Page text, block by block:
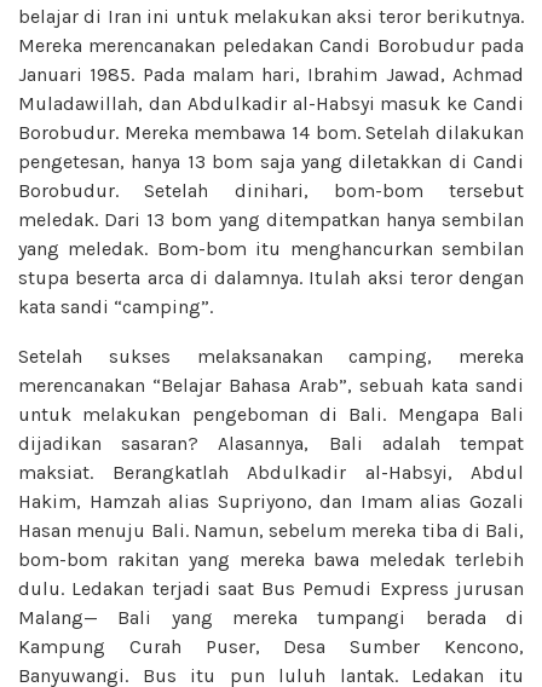
belajar di Iran ini untuk melakukan aksi teror berikutnya.
Mereka merencanakan peledakan Candi Borobudur pada
Januari 1985. Pada malam hari, Ibrahim Jawad, Achmad
Muladawillah, dan Abdulkadir al-Habsyi masuk ke Candi
Borobudur. Mereka membawa 14 bom. Setelah dilakukan
pengetesan, hanya 13 bom saja yang diletakkan di Candi
Borobudur. Setelah dinihari, bom-bom tersebut
meledak. Dari 13 bom yang ditempatkan hanya sembilan
yang meledak. Bom-bom itu menghancurkan sembilan
stupa beserta arca di dalamnya. Itulah aksi teror dengan
kata sandi “camping”.
Setelah sukses melaksanakan camping, mereka
merencanakan “Belajar Bahasa Arab”, sebuah kata sandi
untuk melakukan pengeboman di Bali. Mengapa Bali
dijadikan sasaran? Alasannya, Bali adalah tempat
maksiat. Berangkatlah Abdulkadir al-Habsyi, Abdul
Hakim, Hamzah alias Supriyono, dan Imam alias Gozali
Hasan menuju Bali. Namun, sebelum mereka tiba di Bali,
bom-bom rakitan yang mereka bawa meledak terlebih
dulu. Ledakan terjadi saat Bus Pemudi Express jurusan
Malang— Bali yang mereka tumpangi berada di
Kampung Curah Puser, Desa Sumber Kencono,
Banyuwangi. Bus itu pun luluh lantak. Ledakan itu